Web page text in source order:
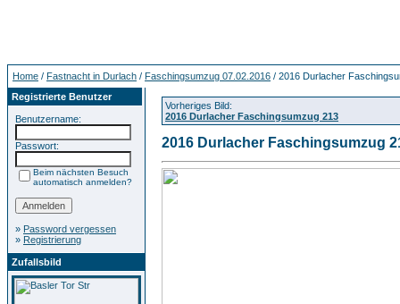
Home / Fastnacht in Durlach / Faschingsumzug 07.02.2016 / 2016 Durlacher
Registrierte Benutzer
Benutzername:
Passwort:
Beim nächsten Besuch
automatisch anmelden?
» Password vergessen
» Registrierung
Zufallsbild
Vorheriges Bild:
2016 Durlacher Faschingsumzug 213
2016 Durlacher Faschingsumzug